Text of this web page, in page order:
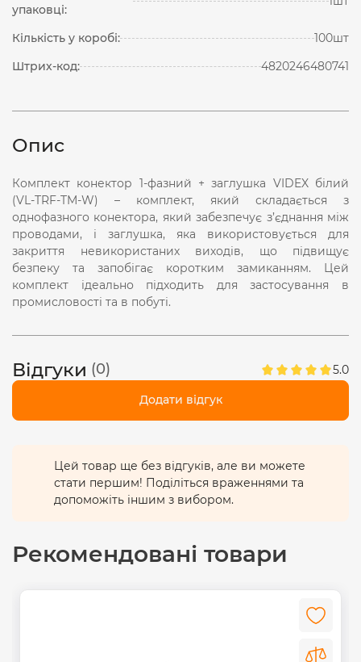
упаковці:
Кількість у коробі:
100шт
Штрих-код:
4820246480741
Опис
Комплект конектор 1-фазний + заглушка VIDEX білий
(VL-TRF-TM-W) – комплект, який складається з
однофазного конектора, який забезпечує з’єднання між
проводами, і заглушка, яка використовується для
закриття невикористаних виходів, що підвищує
безпеку та запобігає коротким замиканням. Цей
комплект ідеально підходить для застосування в
промисловості та в побуті.
Відгуки (0) 5.0
Додати відгук
Цей товар ще без відгуків, але ви можете
стати першим! Поділіться враженнями та
допоможіть іншим з вибором.
Рекомендовані товари